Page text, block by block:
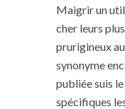
Maigrir un
cher leurs
prurigineux
synonyme
publiée suis
spécifiques